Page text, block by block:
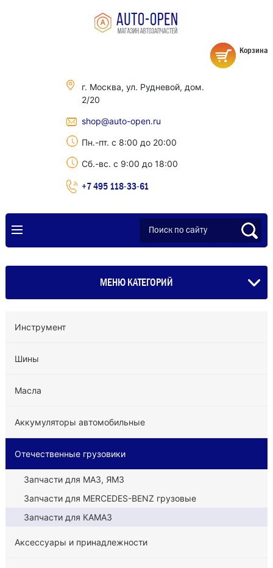
г. Москва, ул. Рудневой, дом.
2/20
shop@auto-open.ru
Пн.-пт. с 8:00 до 20:00
Сб.-вс. с 9:00 до 18:00
+7 495 118-33-61
Корзина
МЕНЮ КАТЕГОРИЙ
Инструмент
Шины
Масла
Аккумуляторы автомобильные
Отечественные грузовики
Запчасти для МАЗ, ЯМЗ
Запчасти для MERCEDES-BENZ грузовые
Запчасти для КАМАЗ
Аксессуары и принадлежности